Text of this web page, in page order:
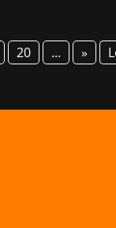
20 ... »